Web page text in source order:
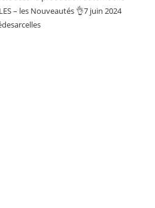
– les Nouveautés 👌7 juin 2024